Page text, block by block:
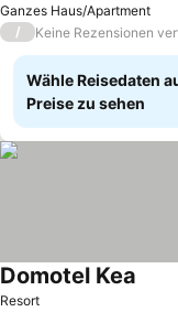
Ganzes Haus/Apartment
/ Keine Rezensionen
Wähle Reisedaten
Preise zu sehen
Resort
Domotel Kea